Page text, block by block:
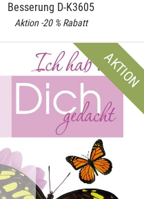
Besserung D-K3605
Aktion -20 % Rabatt
AKTION